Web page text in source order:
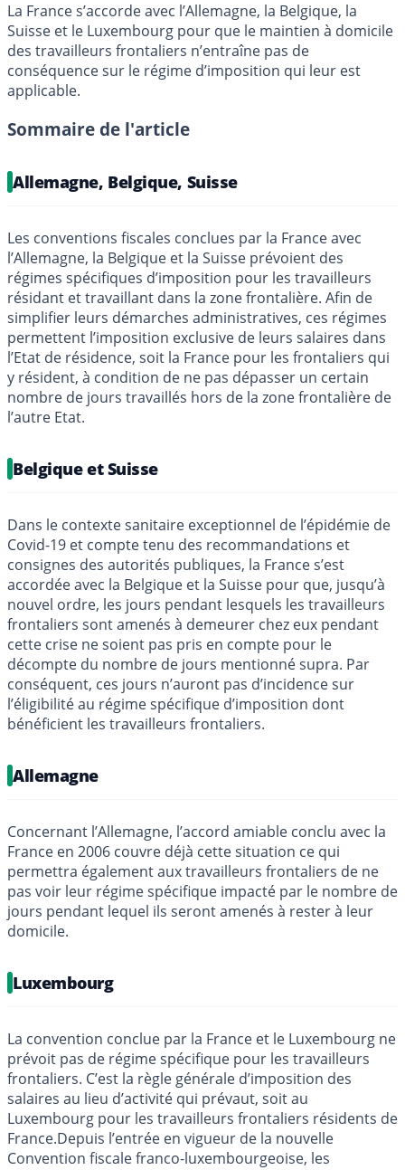
La France s’accorde avec l’Allemagne, la Belgique, la
Suisse et le Luxembourg pour que le maintien à domicile
des travailleurs frontaliers n’entraîne pas de
conséquence sur le régime d’imposition qui leur est
applicable.
Sommaire de l'article
Allemagne, Belgique, Suisse
Les conventions fiscales conclues par la France avec
l’Allemagne, la Belgique et la Suisse prévoient des
régimes spécifiques d’imposition pour les travailleurs
résidant et travaillant dans la zone frontalière. Afin de
simplifier leurs démarches administratives, ces régimes
permettent l’imposition exclusive de leurs salaires dans
l’Etat de résidence, soit la France pour les frontaliers qui
y résident, à condition de ne pas dépasser un certain
nombre de jours travaillés hors de la zone frontalière de
l’autre Etat.
Belgique et Suisse
Dans le contexte sanitaire exceptionnel de l’épidémie de
Covid-19 et compte tenu des recommandations et
consignes des autorités publiques, la France s’est
accordée avec la Belgique et la Suisse pour que, jusqu’à
nouvel ordre, les jours pendant lesquels les travailleurs
frontaliers sont amenés à demeurer chez eux pendant
cette crise ne soient pas pris en compte pour le
décompte du nombre de jours mentionné supra. Par
conséquent, ces jours n’auront pas d’incidence sur
l’éligibilité au régime spécifique d’imposition dont
bénéficient les travailleurs frontaliers.
Allemagne
Concernant l’Allemagne, l’accord amiable conclu avec la
France en 2006 couvre déjà cette situation ce qui
permettra également aux travailleurs frontaliers de ne
pas voir leur régime spécifique impacté par le nombre de
jours pendant lequel ils seront amenés à rester à leur
domicile.
Luxembourg
La convention conclue par la France et le Luxembourg ne
prévoit pas de régime spécifique pour les travailleurs
frontaliers. C’est la règle générale d’imposition des
salaires au lieu d’activité qui prévaut, soit au
Luxembourg pour les travailleurs frontaliers résidents de
France.Depuis l’entrée en vigueur de la nouvelle
Convention fiscale franco-luxembourgeoise, les